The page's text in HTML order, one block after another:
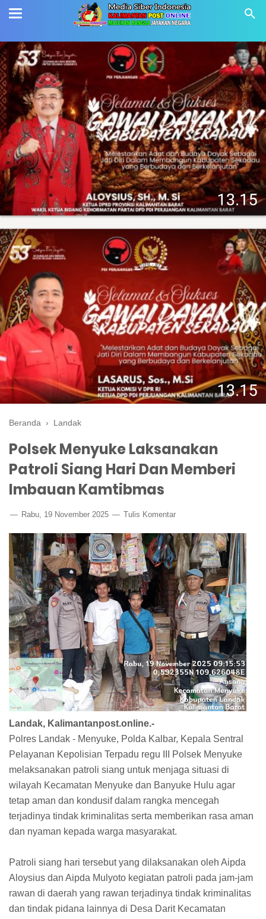
Beranda › Landak
Polsek Menyuke Laksanakan
Patroli Siang Hari Dan Memberi
Imbauan Kamtibmas
Rabu, 19 November 2025 Tulis Komentar
Landak, Kalimantanpost.online.-
Polres Landak - Menyuke, Polda Kalbar, Kepala Sentral
Pelayanan Kepolisian Terpadu regu III Polsek Menyuke
melaksanakan patroli siang untuk menjaga situasi di
wilayah Kecamatan Menyuke dan Banyuke Hulu agar
tetap aman dan kondusif dalam rangka mencegah
terjadinya tindak kriminalitas serta memberikan rasa aman
dan nyaman kepada warga masyarakat.
Patroli siang hari tersebut yang dilaksanakan oleh Aipda
Aloysius dan Aipda Mulyoto kegiatan patroli pada jam-jam
rawan di daerah yang rawan terjadinya tindak kriminalitas
dan tindak pidana lainnya di Desa Darit Kecamatan